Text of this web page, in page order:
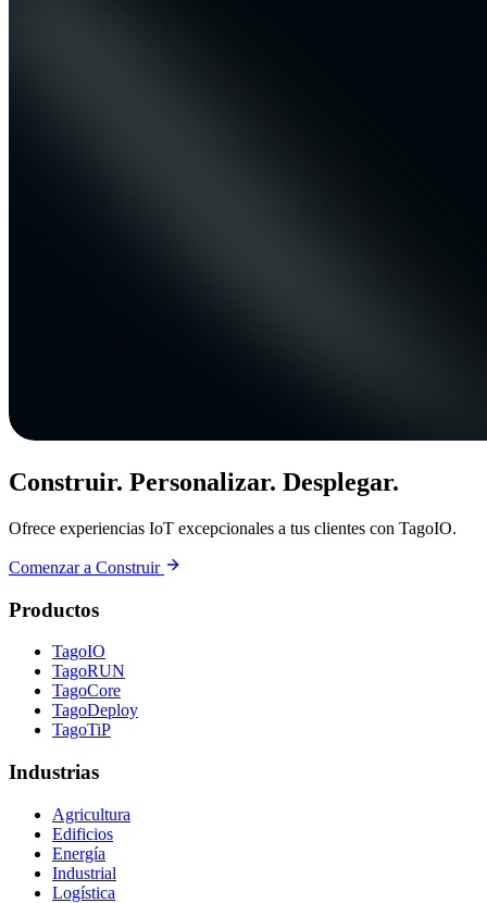
Construir. Personalizar. Desplegar.
Ofrece experiencias IoT excepcionales a tus clientes con TagoIO.
Comenzar a Construir
Productos
TagoIO
TagoRUN
TagoCore
TagoDeploy
TagoTiP
Industrias
Agricultura
Edificios
Energía
Industrial
Logística